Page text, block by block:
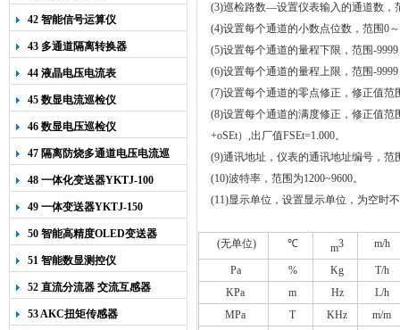
42 智能信号运算仪
43 多通道隔离转换器
44 液晶电压电流表
45 数显电流巡检仪
46 数显电压巡检仪
47 隔离防烧多通道电压电流巡
检仪
48 一体化变送器YKTJ-100
49 一体变送器YKTJ-150
50 智能高精度OLED变送器
YK-218
51 智能数显测控仪
52 直流分流器 交流互感器
53 AKC扭矩传感器
(3)巡检路数—设置仪表输入的通道数，
(4)设置每个通道的小数点位数，范围0～
(5)设置每个通道的量程下限，范围-9999
(6)设置每个通道的量程上限，范围-9999
(7)设置每个通道的零点修正，修正值范
(8)设置每个通道的满度修正，修正值范
+oSEt）,出厂值FSEt=1.000。
(9)通讯地址，仪表的通讯地址编号，范
(10)波特率，范围为1200~9600。
(11)显示单位，设置显示单位，为空时
(无单位) ℃ m3 m/h
Pa % Kg
T/h
KPa
m Hz
L/h
MPa
T KHz
m/m